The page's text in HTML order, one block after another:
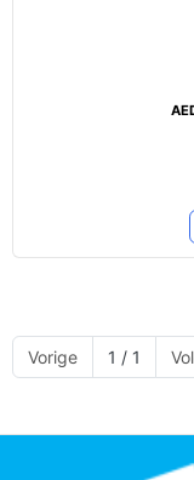
Vorige 1 / 1